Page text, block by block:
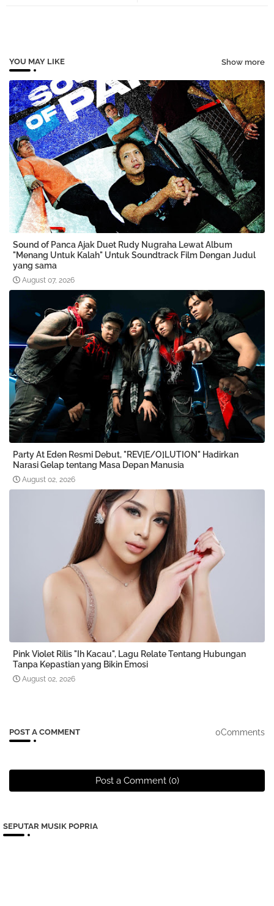
YOU MAY LIKE Show more
Sound of Panca Ajak Duet Rudy Nugraha Lewat Album
"Menang Untuk Kalah" Untuk Soundtrack Film Dengan Judul
yang sama
August 07, 2026
Party At Eden Resmi Debut, "REV[E/O]LUTION" Hadirkan
Narasi Gelap tentang Masa Depan Manusia
August 02, 2026
Pink Violet Rilis "Ih Kacau", Lagu Relate Tentang Hubungan
Tanpa Kepastian yang Bikin Emosi
August 02, 2026
POST A COMMENT 0Comments
Post a Comment (0)
SEPUTAR MUSIK POPRIA